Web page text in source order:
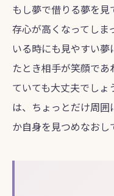
もし夢で借りる夢を
存心が高くなってしま
いる時にも見やすい夢
たとき相手が笑顔で
ていても大丈夫でし
は、ちょっとだけ周
か自身を見つめなおし